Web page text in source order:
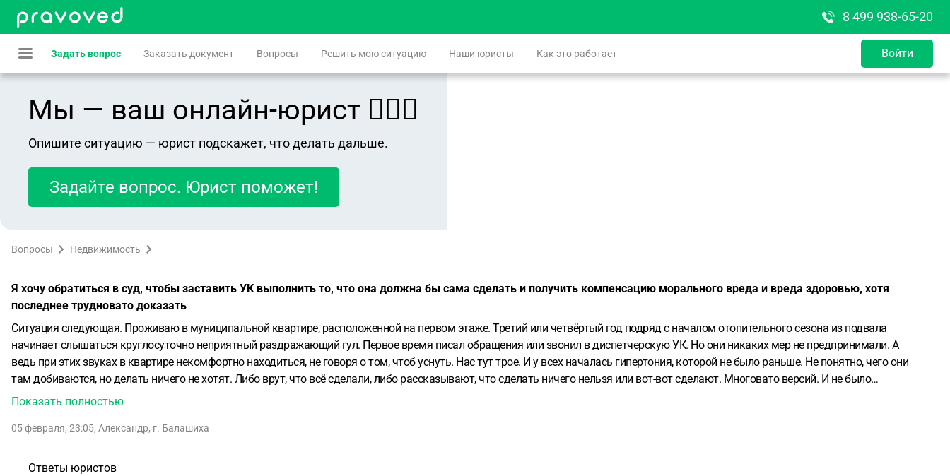
8 499 938-65-20
Задать вопрос Заказать документ Вопросы Решить мою ситуацию Наши юристы Как это работает Войти
Мы — ваш онлайн-юрист 👨🏻‍⚖️
Опишите ситуацию — юрист подскажет, что делать дальше.
Задайте вопрос. Юрист поможет!
Вопросы Недвижимость
Я хочу обратиться в суд, чтобы заставить УК выполнить то, что она должна бы сама сделать и получить компенсацию морального вреда и вреда здоровью, хотя
последнее трудновато доказать
Ситуация следующая. Проживаю в муниципальной квартире, расположенной на первом этаже. Третий или четвёртый год подряд с началом отопительного сезона из подвала
начинает слышаться круглосуточно неприятный раздражающий гул. Первое время писал обращения или звонил в диспетчерскую УК. Но они никаких мер не предпринимали. А
ведь при этих звуках в квартире некомфортно находиться, не говоря о том, чтоб уснуть. Нас тут трое. И у всех началась гипертония, которой не было раньше. Не понятно, чего они
там добиваются, но делать ничего не хотят. Либо врут, что всё сделали, либо рассказывают, что сделать ничего нельзя или вот-вот сделают. Многовато версий. И не было
раньше никаких звуков из подвала.
назад. Факт нарушения установлен роспотребнадзором, когда шум ещё был тише на 10 дБ.
Так ли это? Можно ли, обратившись в суд, не доказывать каждое утверждение, а вот так, как я выше описать суть дела?
Показать полностью
05 февраля, 23:05, Александр, г. Балашиха
Ответы юристов